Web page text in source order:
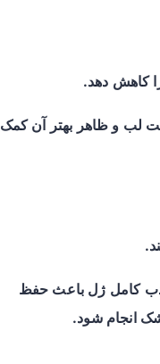
لب و ظاهر بهتر آن کمک
کامل ژل باعث حفظ
انجام شود.